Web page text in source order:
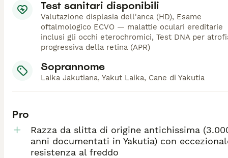
Test sanitari disponibili
Valutazione displasia dell'anca (HD), Esame
oftalmologico ECVO — malattie oculari ereditarie
inclusi gli occhi eterochromici, Test DNA per
progressiva della retina (APR)
Soprannome
Laika Jakutiana, Yakut Laika, Cane di Yakutia
Pro
Razza da slitta di origine antichissima
anni documentati in Yakutia) con
resistenza al freddo